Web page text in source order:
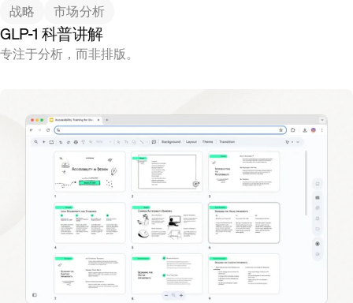
战略 市场分析
GLP-1 科普讲解
专注于分析，而非排版。